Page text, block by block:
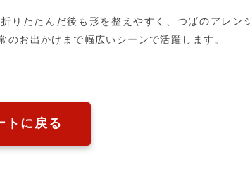
りたたんだ後も形を整えやすく、つばのアレン
お出かけまで幅広いシーンで活躍します。
トに戻る